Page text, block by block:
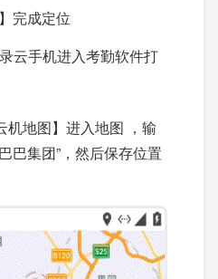
】完成定位
云手机进入考勤软件打
机地图】进入地图 ，输
巴集团”，然后保存位置